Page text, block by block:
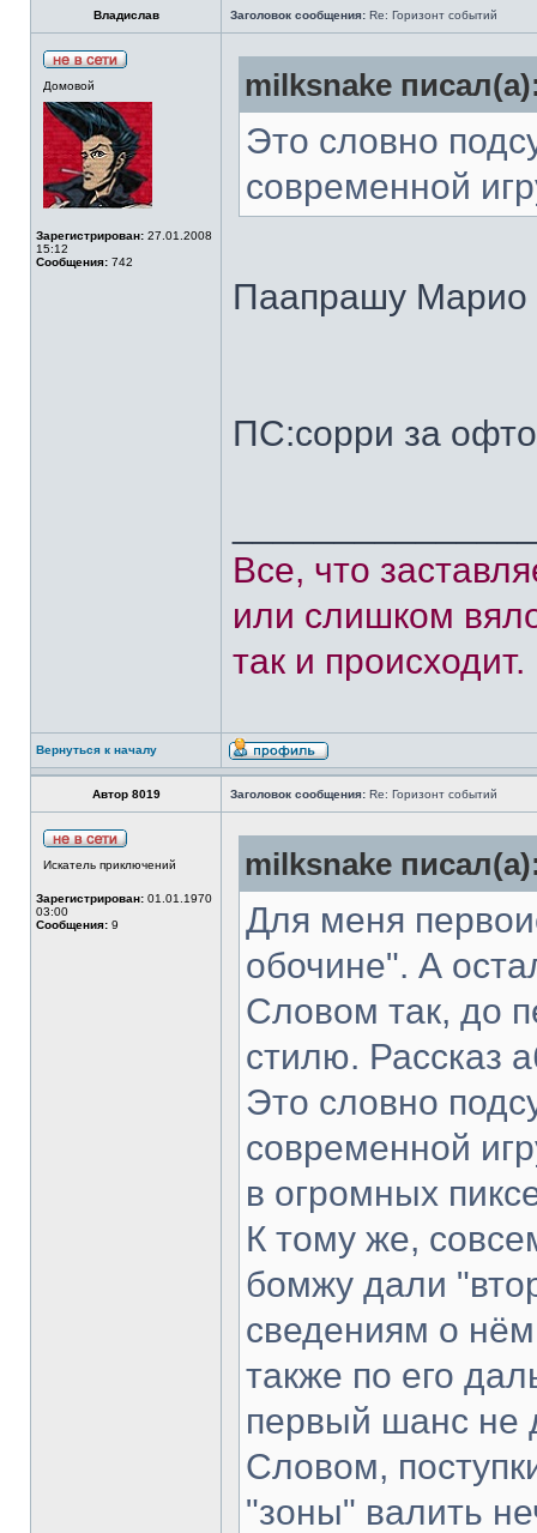
Владислав Заголовок сообщения: Re: Горизонт событий
Домовой
Зарегистрирован: 27.01.2008
15:12
Сообщения: 742
milksnake
Это словно
современной
Паапрашу Марио
ПС:сорри за
Все, что
или слишком
так и происходит.
Вернуться к началу
Автор 8019 Заголовок сообщения: Re: Горизонт событий
Искатель приключений
Зарегистрирован: 01.01.1970
03:00
Сообщения: 9
milksnake
Для меня
обочине". А
Словом так, до
стилю. Рассказ
Это словно
современной
в огромных
К тому же,
бомжу дали
сведениям о
также по его
первый шанс не
Словом,
"зоны" валить